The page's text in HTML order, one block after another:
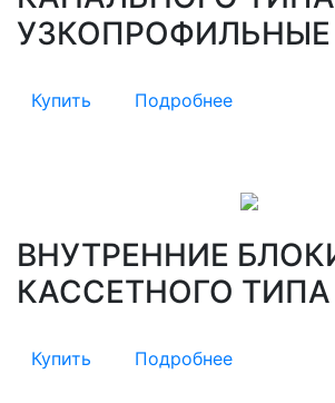
УЗКОПРОФИЛЬНЫЕ
Купить Подробнее
ВНУТРЕННИЕ
КАССЕТНОГО ТИПА
Купить Подробнее